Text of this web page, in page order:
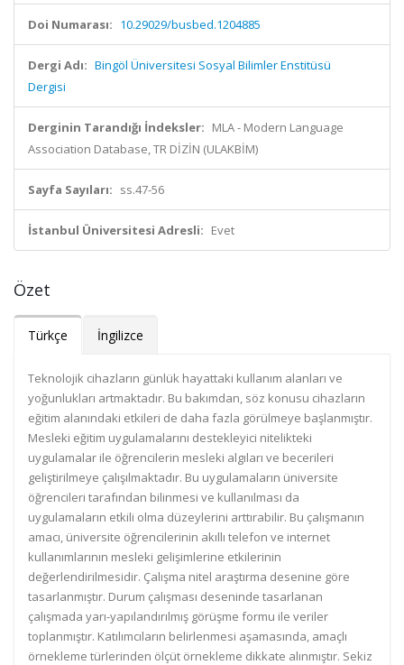
Doi Numarası: 10.29029/busbed.1204885
Dergi Adı: Bingöl Üniversitesi Sosyal Bilimler Enstitüsü
Dergisi
Derginin Tarandığı İndeksler: MLA - Modern Language
Association Database, TR DİZİN (ULAKBİM)
Sayfa Sayıları: ss.47-56
İstanbul Üniversitesi Adresli: Evet
Özet
Türkçe İngilizce
Teknolojik cihazların günlük hayattaki kullanım alanları ve
yoğunlukları artmaktadır. Bu bakımdan, söz konusu cihazların
eğitim alanındaki etkileri de daha fazla görülmeye başlanmıştır.
Mesleki eğitim uygulamalarını destekleyici nitelikteki
uygulamalar ile öğrencilerin mesleki algıları ve becerileri
geliştirilmeye çalışılmaktadır. Bu uygulamaların üniversite
öğrencileri tarafından bilinmesi ve kullanılması da
uygulamaların etkili olma düzeylerini arttırabilir. Bu çalışmanın
amacı, üniversite öğrencilerinin akıllı telefon ve internet
kullanımlarının mesleki gelişimlerine etkilerinin
değerlendirilmesidir. Çalışma nitel araştırma desenine göre
tasarlanmıştır. Durum çalışması deseninde tasarlanan
çalışmada yarı-yapılandırılmış görüşme formu ile veriler
toplanmıştır. Katılımcıların belirlenmesi aşamasında, amaçlı
örnekleme türlerinden ölçüt örnekleme dikkate alınmıştır. Sekiz